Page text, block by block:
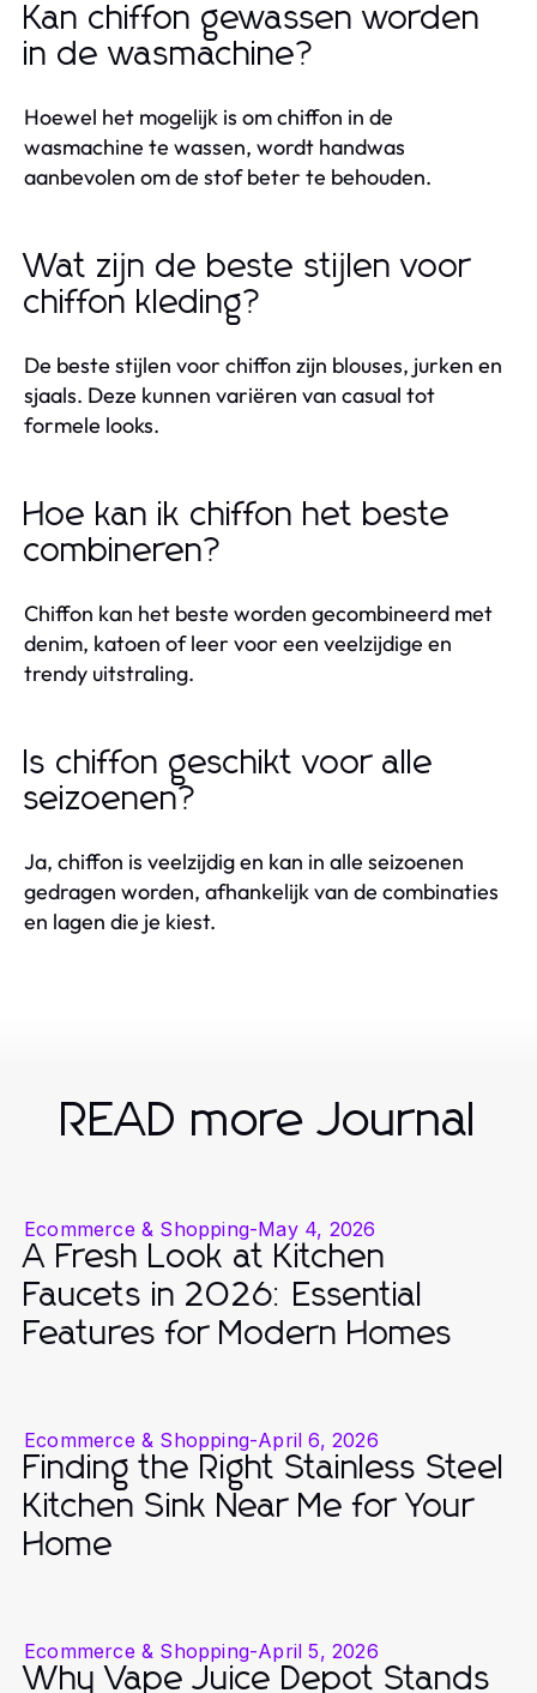
Kan chiffon gewassen worden
in de wasmachine?
Hoewel het mogelijk is om chiffon in de
wasmachine te wassen, wordt handwas
aanbevolen om de stof beter te behouden.
Wat zijn de beste stijlen voor
chiffon kleding?
De beste stijlen voor chiffon zijn blouses, jurken en
sjaals. Deze kunnen variëren van casual tot
formele looks.
Hoe kan ik chiffon het beste
combineren?
Chiffon kan het beste worden gecombineerd met
denim, katoen of leer voor een veelzijdige en
trendy uitstraling.
Is chiffon geschikt voor alle
seizoenen?
Ja, chiffon is veelzijdig en kan in alle seizoenen
gedragen worden, afhankelijk van de combinaties
en lagen die je kiest.
READ more Journal
Ecommerce & Shopping-May 4, 2026
A Fresh Look at Kitchen
Faucets in 2026: Essential
Features for Modern Homes
Ecommerce & Shopping-April 6, 2026
Finding the Right Stainless Steel
Kitchen Sink Near Me for Your
Home
Ecommerce & Shopping-April 5, 2026
Why Vape Juice Depot Stands